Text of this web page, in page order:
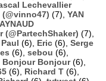
Lechevallier
(7), YAN
(@PartechShaker) (7),
Paul (6), Eric (6), Serge
(6), sebou (6),
Bonjour Bonjour(6),
(6), Richard T (6),